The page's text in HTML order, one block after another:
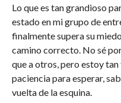
Lo que es tan grandioso
estado en mi grupo de
finalmente supera su
camino correcto. No sé
que a otros, pero estoy
paciencia para esperar,
vuelta de la esquina.